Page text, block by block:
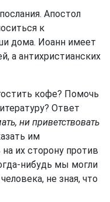
Апостол
к
дома. Иоанн имеет
а антихристианских
кофе? Помочь
Ответ
ни приветствовать
им
их сторону против
нибудь мы могли
не зная, что